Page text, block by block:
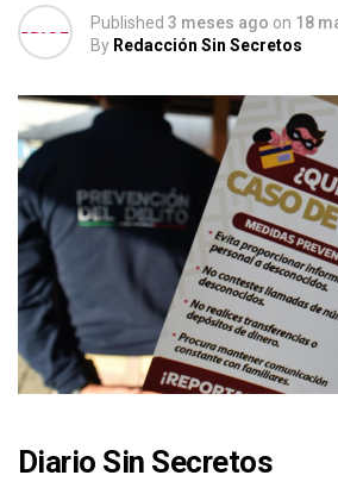
Published 3 meses ago on 18
By Redacción Sin Secretos
Diario Sin Secretos